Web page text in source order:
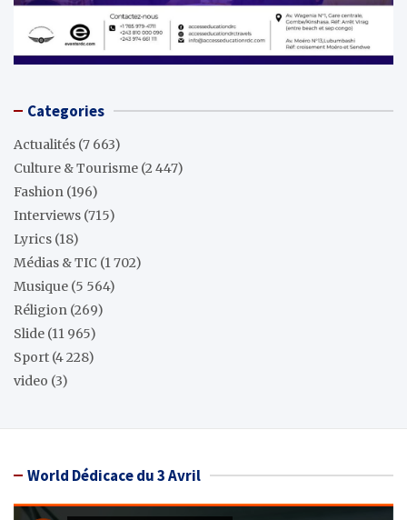
Categories
Actualités (7 663)
Culture & Tourisme (2 447)
Fashion (196)
Interviews (715)
Lyrics (18)
Médias & TIC (1 702)
Musique (5 564)
Réligion (269)
Slide (11 965)
Sport (4 228)
video (3)
World Dédicace du 3 Avril